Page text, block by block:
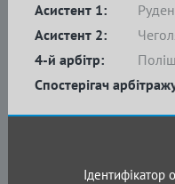
Асистент 1:
Асистент 2:
4-й арбітр:
Спостерігач